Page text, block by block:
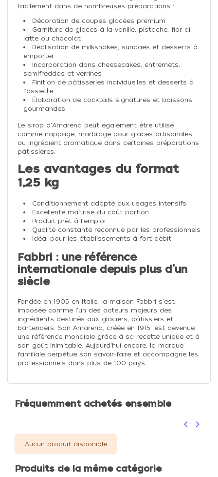
facilement dans de nombreuses préparations :
Décoration de coupes glacées premium
Garniture de glaces à la vanille, pistache, fior di
latte ou chocolat
Réalisation de milkshakes, sundaes et desserts à
emporter
Incorporation dans cheesecakes, entremets,
semifreddos et verrines
Finition de pâtisseries individuelles et desserts à
l'assiette
Élaboration de cocktails signatures et boissons
gourmandes
Le sirop d'Amarena peut également être utilisé
comme nappage, marbrage pour glaces artisanales
ou ingrédient aromatique dans certaines préparations
pâtissières.
Les avantages du format
1,25 kg
Conditionnement adapté aux usages intensifs
Excellente maîtrise du coût portion
Produit prêt à l'emploi
Qualité constante reconnue par les professionnels
Idéal pour les établissements à fort débit
Fabbri : une référence
internationale depuis plus d'un
siècle
Fondée en 1905 en Italie, la maison Fabbri s'est
imposée comme l'un des acteurs majeurs des
ingrédients destinés aux glaciers, pâtissiers et
bartenders. Son Amarena, créée en 1915, est devenue
une référence mondiale grâce à sa recette unique et à
son goût inimitable. Aujourd'hui encore, la marque
familiale perpétue son savoir-faire et accompagne les
professionnels dans plus de 100 pays.
Fréquemment achetés ensemble
Précédent
keyboard_arrow_left keyboard_arrow_right
Aucun produit disponible
Produits de la même catégorie